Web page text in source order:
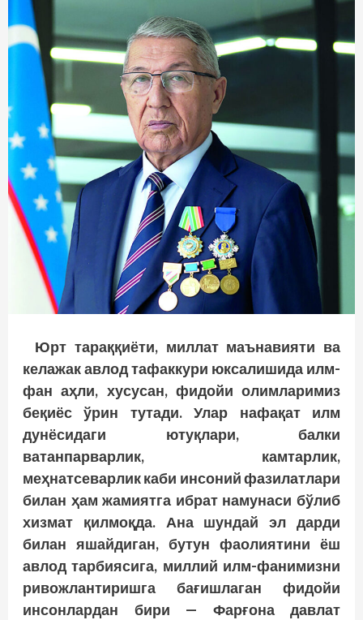
Юрт тараққиёти, миллат маънавияти ва
келажак авлод тафаккури юксалишида илм-
фан аҳли, хусусан, фидойи олимларимиз
беқиёс ўрин тутади. Улар нафақат илм
дунёсидаги ютуқлари, балки
ватанпарварлик, камтарлик,
меҳнатсеварлик каби инсоний фазилатлари
билан ҳам жамиятга ибрат намунаси бўлиб
хизмат қилмоқда. Ана шундай эл дарди
билан яшайдиган, бутун фаолиятини ёш
авлод тарбиясига, миллий илм-фанимизни
ривожлантиришга бағишлаган фидойи
инсонлардан бири — Фарғона давлат